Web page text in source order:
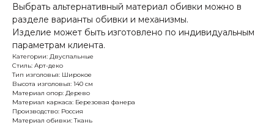
Выбрать альтернативный материал обивки можно в
разделе варианты обивки и механизмы.
Изделие может быть изготовлено по индивидуальным
параметрам клиента.
Категории: Двуспальные
Стиль: Арт-деко
Тип изголовья: Широкое
Высота изголовья: 140 см
Материал опор: Дерево
Материал каркаса: Березовая фанера
Производство: Россия
Материал обивки: Ткань